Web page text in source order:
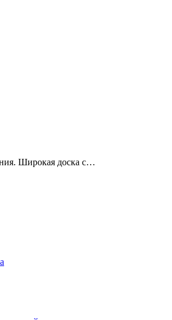
Широкая доска с…